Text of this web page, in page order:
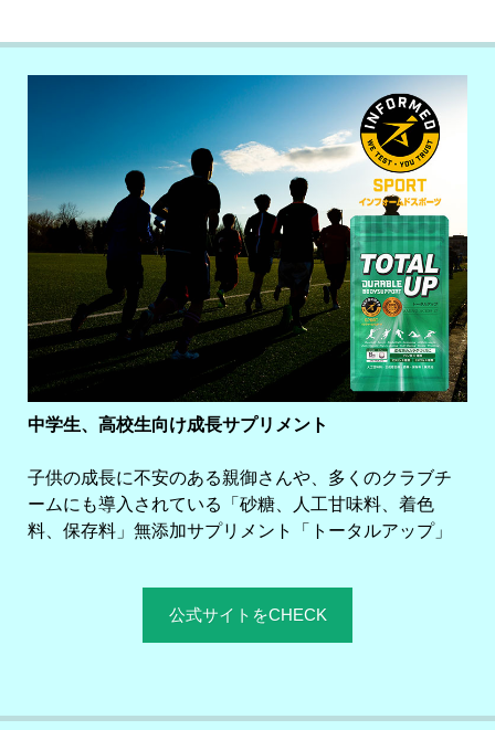
中学生、高校生向け成長サプリメント
子供の成長に不安のある親御さんや、多くのクラブチ
ームにも導入されている「砂糖、人工甘味料、着色
料、保存料」無添加サプリメント「トータルアップ」
公式サイトをCHECK